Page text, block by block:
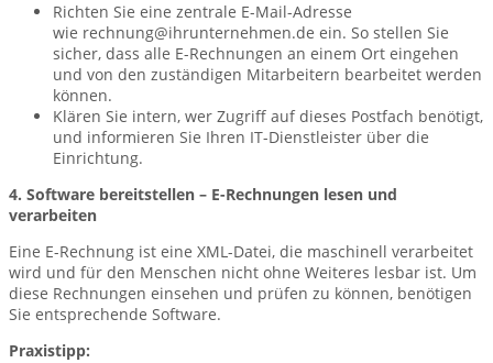
Richten Sie eine zentrale E-Mail-Adresse
wie rechnung@ihrunternehmen.de ein. So stellen Sie
sicher, dass alle E-Rechnungen an einem Ort eingehen
und von den zuständigen Mitarbeitern bearbeitet werden
können.
Klären Sie intern, wer Zugriff auf dieses Postfach benötigt,
und informieren Sie Ihren IT-Dienstleister über die
Einrichtung.
4. Software bereitstellen – E-Rechnungen lesen und
verarbeiten
Eine E-Rechnung ist eine XML-Datei, die maschinell verarbeitet
wird und für den Menschen nicht ohne Weiteres lesbar ist. Um
diese Rechnungen einsehen und prüfen zu können, benötigen
Sie entsprechende Software.
Praxistipp: